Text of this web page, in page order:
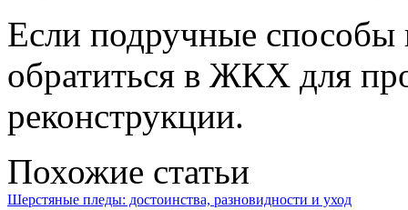
Если подручные
обратиться в ЖКХ для
реконструкции.
Похожие статьи
Шерстяные пледы: достоинства, разновидности и уход